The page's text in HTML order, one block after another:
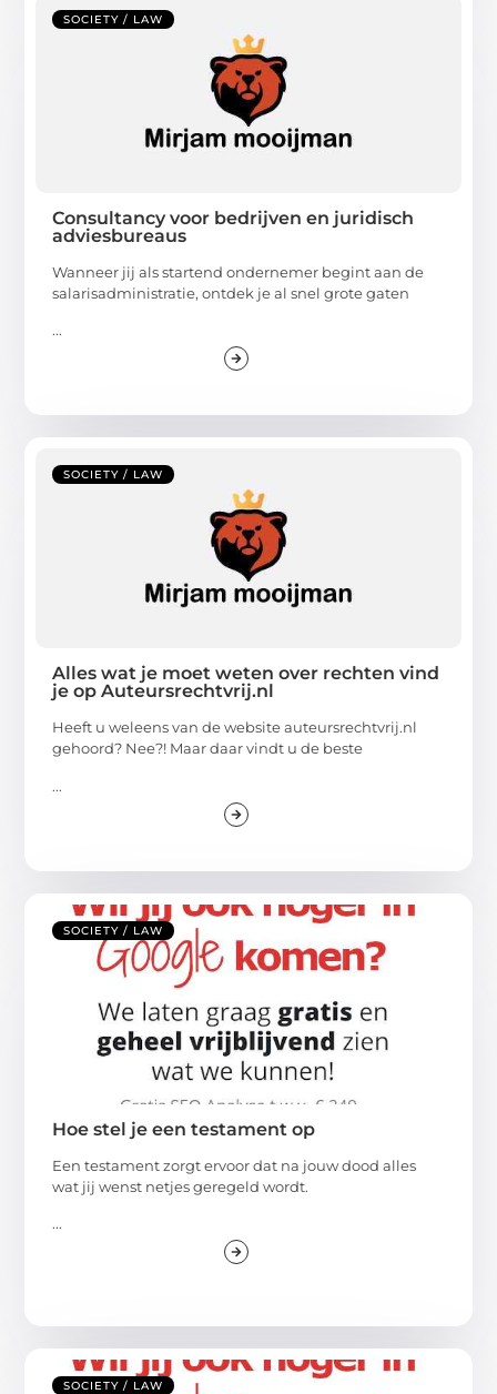
SOCIETY / LAW
Consultancy voor bedrijven en juridisch
adviesbureaus
Wanneer jij als startend ondernemer begint aan de
salarisadministratie, ontdek je al snel grote gaten
...
SOCIETY / LAW
Alles wat je moet weten over rechten vind
je op Auteursrechtvrij.nl
Heeft u weleens van de website auteursrechtvrij.nl
gehoord? Nee?! Maar daar vindt u de beste
...
SOCIETY / LAW
Hoe stel je een testament op
Een testament zorgt ervoor dat na jouw dood alles
wat jij wenst netjes geregeld wordt.
...
SOCIETY / LAW